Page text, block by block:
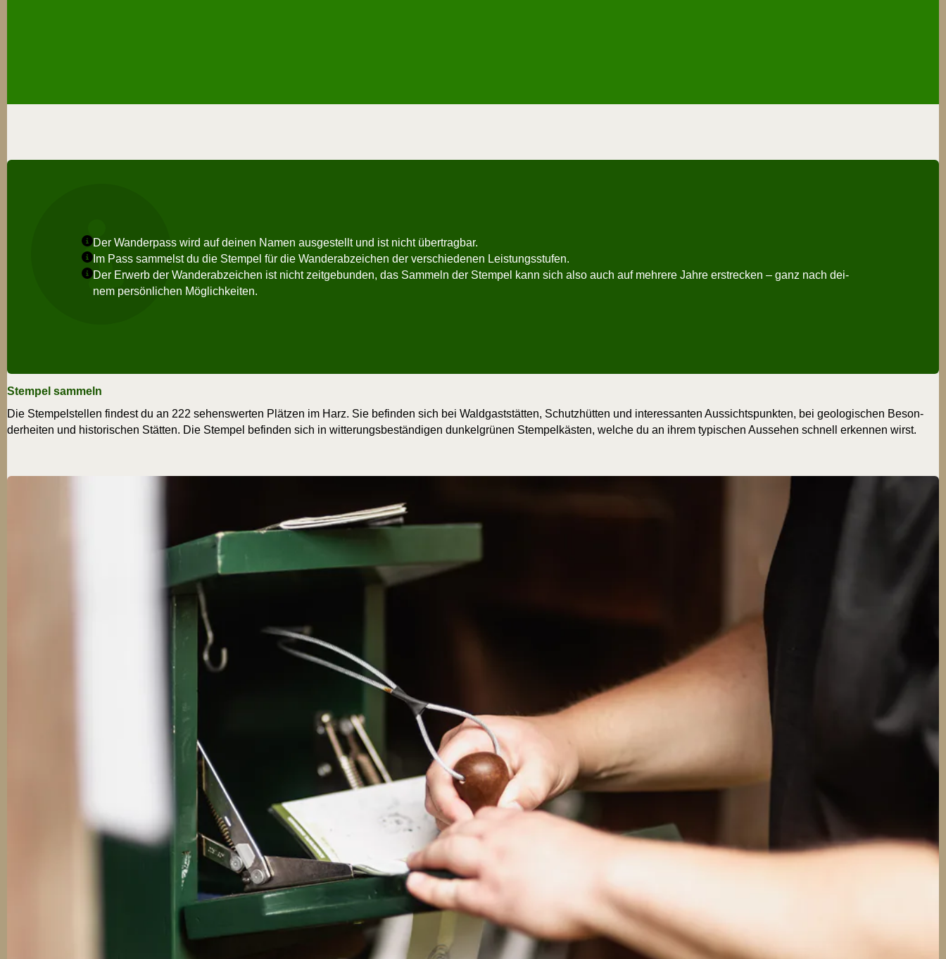
Der Wan­der­pass wird auf dei­nen Namen aus­ge­stellt und ist nicht übertragbar.
Im Pass sam­melst du die Stem­pel für die Wan­der­ab­zei­chen der ver­schie­de­nen Leistungsstufen.
Der Erwerb der Wan­der­ab­zei­chen ist nicht zeit­ge­bun­den, das Sam­meln der Stem­pel kann sich also auch auf meh­re­re Jah­re erstre­cken – ganz nach dei­
nem per­sön­li­chen Möglichkeiten.
Stempel sammeln
Die Stem­pel­stel­len fin­dest du an 222 sehens­wer­ten Plät­zen im Harz. Sie befin­den sich bei Wald­gast­stät­ten, Schutz­hüt­ten und inter­es­san­ten Aus­sichts­punk­ten, bei geo­lo­gi­schen Beson­
der­hei­ten und his­to­ri­schen Stät­ten. Die Stem­pel befin­den sich in wit­te­rungs­be­stän­di­gen dun­kel­grü­nen Stem­pel­käs­ten, wel­che du an ihrem typi­schen Aus­se­hen schnell erken­nen wirst.